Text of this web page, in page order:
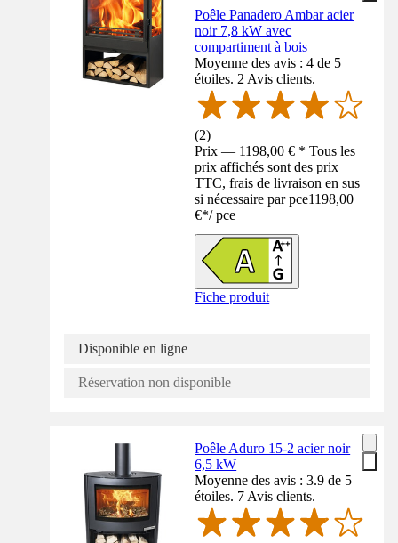
Poêle Panadero Ambar acier
noir 7,8 kW avec
compartiment à bois
Moyenne des avis : 4 de 5
étoiles. 2 Avis clients.
(2)
Prix — 1198,00 € * Tous les
prix affichés sont des prix
TTC, frais de livraison en sus
si nécessaire par pce1198,00
€*/ pce
Fiche produit
Disponible en ligne
Réservation non disponible
Poêle Aduro 15-2 acier noir
6,5 kW
Moyenne des avis : 3.9 de 5
étoiles. 7 Avis clients.